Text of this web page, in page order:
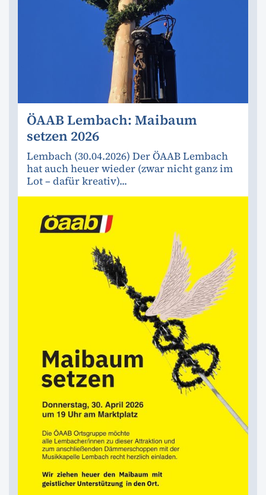
ÖAAB Lembach: Maibaum
setzen 2026
Lembach (30.04.2026) Der ÖAAB Lembach
hat auch heuer wieder (zwar nicht ganz im
Lot – dafür kreativ)...